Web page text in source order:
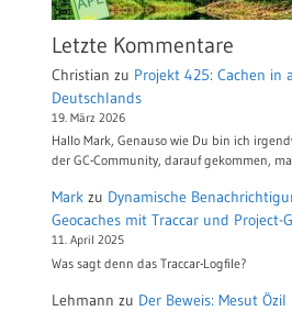
Letzte Kommentare
Christian zu Projekt 425: Cachen in
Deutschlands
19. März 2026
Hallo Mark, Genauso wie Du bin ich
der GC-Community, darauf gekommen,
Mark zu Dynamische
Geocaches mit Traccar und Project-
11. April 2025
Was sagt denn das Traccar-Logfile?
Lehmann zu Der Beweis: Mesut